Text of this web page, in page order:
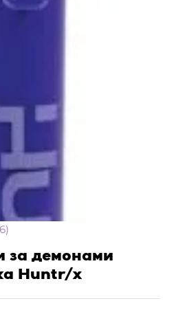
за демонами
Huntr/x